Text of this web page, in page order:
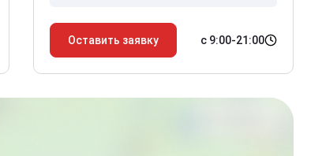
Оставить заявку с 9:00-21:00